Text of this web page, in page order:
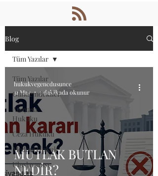
Blog
Tüm Yazılar
Gündemdekiler
Anayasa
Hukuku
Ceza Hukuku
Medeni Hukuk
Uluslararası
Hukuk
Tüm Yazılar
MUTLAK BUTLAN
NEDİR?
hukukvegencdusunce
31 May
3 dakikada okunur